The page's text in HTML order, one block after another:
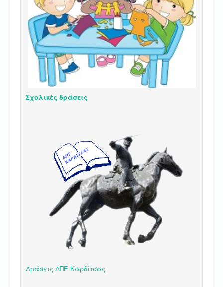
Σχολικές δράσεις
Δράσεις ΔΠΕ Καρδίτσας